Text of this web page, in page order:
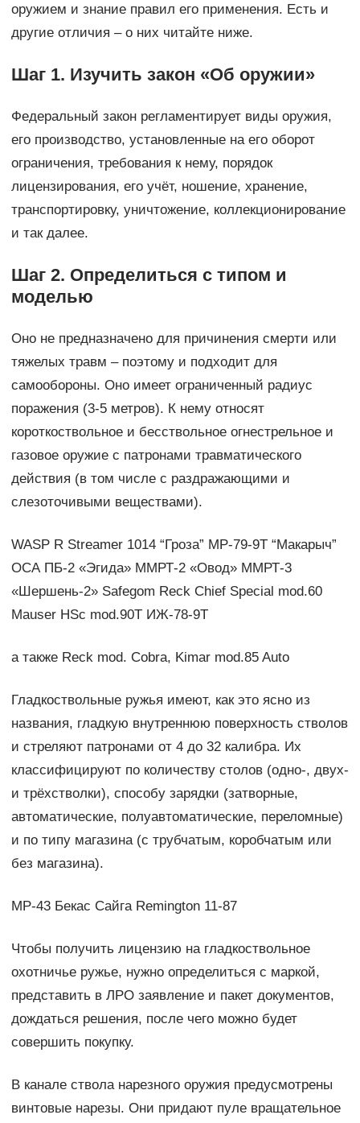
оружием и знание правил его применения. Есть и
другие отличия – о них читайте ниже.
Шаг 1. Изучить закон «Об оружии»
Федеральный закон регламентирует виды оружия,
его производство, установленные на его оборот
ограничения, требования к нему, порядок
лицензирования, его учёт, ношение, хранение,
транспортировку, уничтожение, коллекционирование
и так далее.
Шаг 2. Определиться с типом и
моделью
Оно не предназначено для причинения смерти или
тяжелых травм – поэтому и подходит для
самообороны. Оно имеет ограниченный радиус
поражения (3-5 метров). К нему относят
короткоствольное и бесствольное огнестрельное и
газовое оружие с патронами травматического
действия (в том числе с раздражающими и
слезоточивыми веществами).
WASP R Streamer 1014 “Гроза” MP-79-9Т “Макарыч”
ОСА ПБ-2 «Эгида» ММРТ-2 «Овод» ММРТ-3
«Шершень-2» Safegom Reck Chief Special mod.60
Mauser HSc mod.90T ИЖ-78-9Т
а также Reck mod. Cobra, Kimar mod.85 Auto
Гладкоствольные ружья имеют, как это ясно из
названия, гладкую внутреннюю поверхность стволов
и стреляют патронами от 4 до 32 калибра. Их
классифицируют по количеству столов (одно-, двух-
и трёхстволки), способу зарядки (затворные,
автоматические, полуавтоматические, переломные)
и по типу магазина (с трубчатым, коробчатым или
без магазина).
МР-43 Бекас Сайга Remington 11-87
Чтобы получить лицензию на гладкоствольное
охотничье ружье, нужно определиться с маркой,
представить в ЛРО заявление и пакет документов,
дождаться решения, после чего можно будет
совершить покупку.
В канале ствола нарезного оружия предусмотрены
винтовые нарезы. Они придают пуле вращательное